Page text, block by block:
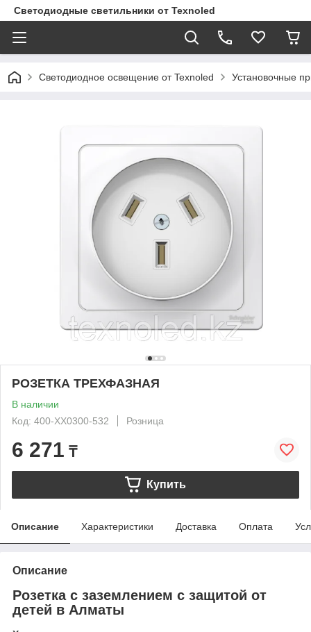
Светодиодные светильники от Texnoled
Светодиодное освещение от Texnoled Установочные
РОЗЕТКА ТРЕХФАЗНАЯ
В наличии
Код: 400-XX0300-532
Розница
6 271 ₸
Купить
Описание Характеристики Доставка Оплата
Описание
Розетка с заземлением с защитой от
детей в Алматы